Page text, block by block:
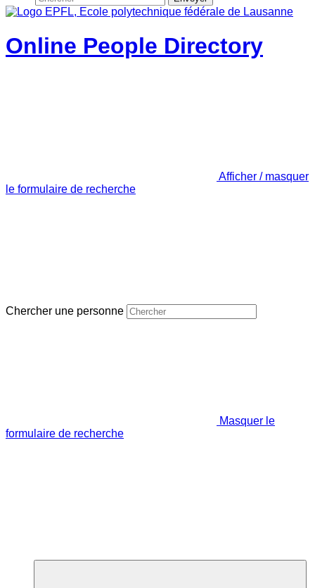
Online People Directory
Afficher / masquer
le formulaire de recherche
Chercher une personne
Masquer le
formulaire de recherche